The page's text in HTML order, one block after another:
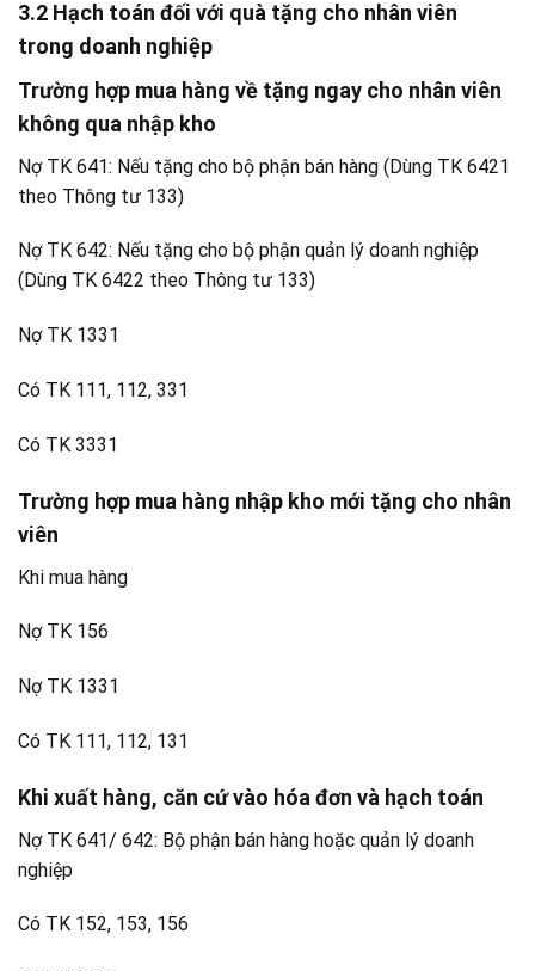
3.2 Hạch toán đối với quà tặng cho nhân viên
trong doanh nghiệp
Trường hợp mua hàng về tặng ngay cho nhân viên
không qua nhập kho
Nợ TK 641: Nếu tặng cho bộ phận bán hàng (Dùng TK 6421
theo Thông tư 133)
Nợ TK 642: Nếu tặng cho bộ phận quản lý doanh nghiệp
(Dùng TK 6422 theo Thông tư 133)
Nợ TK 1331
Có TK 111, 112, 331
Có TK 3331
Trường hợp mua hàng nhập kho mới tặng cho nhân
viên
Khi mua hàng
Nợ TK 156
Nợ TK 1331
Có TK 111, 112, 131
Khi xuất hàng, căn cứ vào hóa đơn và hạch toán
Nợ TK 641/ 642: Bộ phận bán hàng hoặc quản lý doanh
nghiệp
Có TK 152, 153, 156